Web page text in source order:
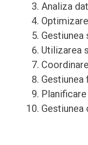
Analiza
Utilizarea
Gestiunea